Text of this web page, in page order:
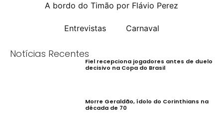
A bordo do Timão por Flávio Perez
Entrevistas Carnaval
Notícias Recentes
Fiel recepciona jogadores antes de duelo
decisivo na Copa do Brasil
Morre Geraldão, ídolo do Corinthians na
década de 70